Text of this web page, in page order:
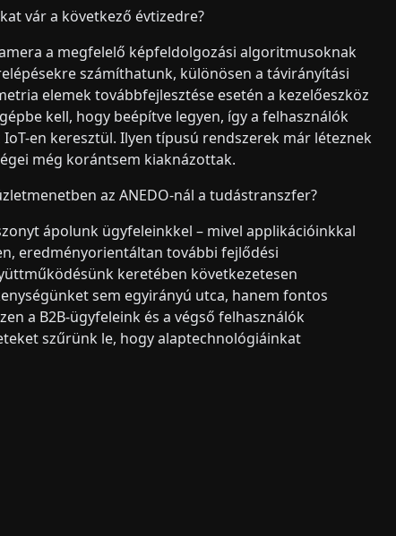
vár a következő évtizedre?
a megfelelő képfeldolgozási algoritmusoknak
számíthatunk, különösen a távirányítási
elemek továbbfejlesztése esetén a kezelőeszköz
kell, hogy beépítve legyen, így a felhasználók
en keresztül. Ilyen típusú rendszerek már léteznek
még korántsem kiaknázottak.
az ANEDO-nál a tudástranszfer?
ápolunk ügyfeleinkkel – mivel applikációinkkal
eredményorientáltan további fejlődési
keretében következetesen
sem egyirányú utca, hanem fontos
a B2B-ügyfeleink és a végső felhasználók
szűrünk le, hogy alaptechnológiáinkat